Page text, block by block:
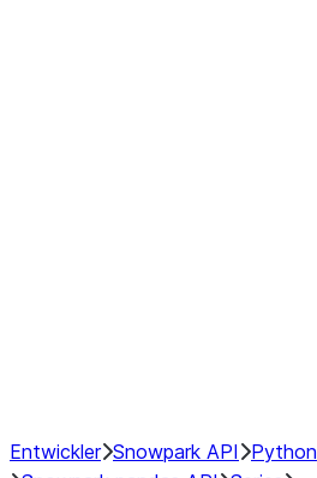
Entwickler Snowpark API Python